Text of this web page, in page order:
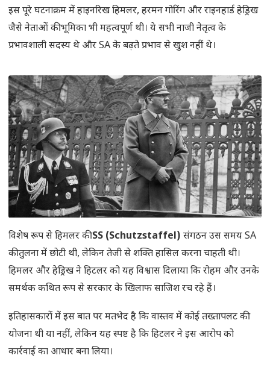
इस पूरे घटनाक्रम में हाइनरिख हिमलर, हरमन गोरिंग और राइनहार्ड हेड्रिख
जैसे नेताओं की भूमिका भी महत्वपूर्ण थी। ये सभी नाजी नेतृत्व के
प्रभावशाली सदस्य थे और SA के बढ़ते प्रभाव से खुश नहीं थे।
विशेष रूप से हिमलर कीSS (Schutzstaffel) संगठन उस समय SA
की तुलना में छोटी थी, लेकिन तेजी से शक्ति हासिल करना चाहती थी।
हिमलर और हेड्रिख ने हिटलर को यह विश्वास दिलाया कि रोहम और उनके
समर्थक कथित रूप से सरकार के खिलाफ साजिश रच रहे हैं।
इतिहासकारों में इस बात पर मतभेद है कि वास्तव में कोई तख्तापलट की
योजना थी या नहीं, लेकिन यह स्पष्ट है कि हिटलर ने इस आरोप को
कार्रवाई का आधार बना लिया।